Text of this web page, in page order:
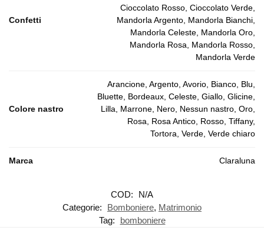
Confetti
Cioccolato Rosso, Cioccolato Verde,
Mandorla Argento, Mandorla Bianchi,
Mandorla Celeste, Mandorla Oro,
Mandorla Rosa, Mandorla Rosso,
Mandorla Verde
Colore nastro
Arancione, Argento, Avorio, Bianco, Blu,
Bluette, Bordeaux, Celeste, Giallo, Glicine,
Lilla, Marrone, Nero, Nessun nastro, Oro,
Rosa, Rosa Antico, Rosso, Tiffany,
Tortora, Verde, Verde chiaro
Marca Claraluna
COD:
N/A
Categorie:
Bomboniere, Matrimonio
Tag:
bomboniere